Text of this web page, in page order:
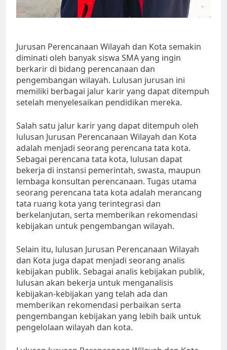
Jurusan Perencanaan Wilayah dan Kota semakin
diminati oleh banyak siswa SMA yang ingin
berkarir di bidang perencanaan dan
pengembangan wilayah. Lulusan jurusan ini
memiliki berbagai jalur karir yang dapat ditempuh
setelah menyelesaikan pendidikan mereka.
Salah satu jalur karir yang dapat ditempuh oleh
lulusan Jurusan Perencanaan Wilayah dan Kota
adalah menjadi seorang perencana tata kota.
Sebagai perencana tata kota, lulusan dapat
bekerja di instansi pemerintah, swasta, maupun
lembaga konsultan perencanaan. Tugas utama
seorang perencana tata kota adalah merancang
tata ruang kota yang terintegrasi dan
berkelanjutan, serta memberikan rekomendasi
kebijakan untuk pengembangan wilayah.
Selain itu, lulusan Jurusan Perencanaan Wilayah
dan Kota juga dapat menjadi seorang analis
kebijakan publik. Sebagai analis kebijakan publik,
lulusan akan bekerja untuk menganalisis
kebijakan-kebijakan yang telah ada dan
memberikan rekomendasi perbaikan serta
pengembangan kebijakan yang lebih baik untuk
pengelolaan wilayah dan kota.